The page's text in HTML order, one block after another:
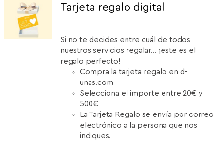
Tarjeta regalo digital
Si no te decides entre cuál de todos
nuestros servicios regalar... ¡este es el
regalo perfecto!
Compra la tarjeta regalo en d-
unas.com
Selecciona el importe entre 20€ y
500€
La Tarjeta Regalo se envía por correo
electrónico a la persona que nos
indiques.